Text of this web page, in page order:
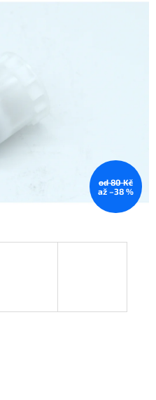
od 80 Kč
až –38 %